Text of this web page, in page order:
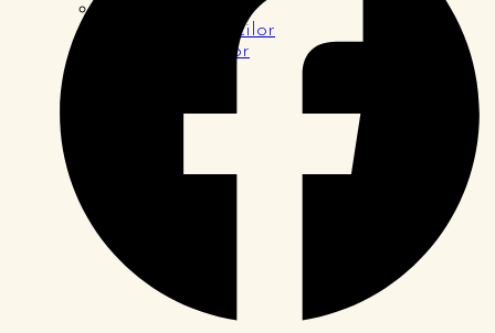
Pagina logodnicilor
Pagina familiilor